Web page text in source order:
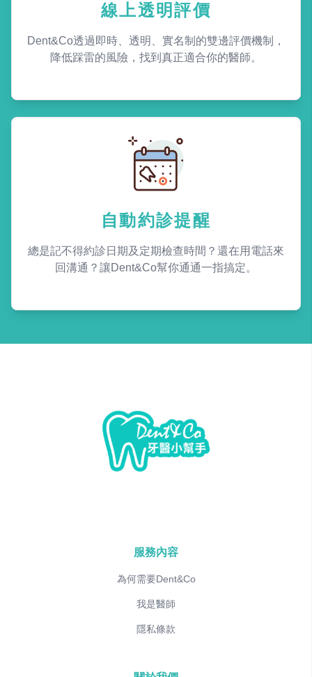
線上透明評價
Dent&Co透過即時、透明、實名制的雙邊評價機制，
降低踩雷的風險，找到真正適合你的醫師。
自動約診提醒
總是記不得約診日期及定期檢查時間？還在用電話來
回溝通？讓Dent&Co幫你通通一指搞定。
服務內容
為何需要Dent&Co
我是醫師
隱私條款